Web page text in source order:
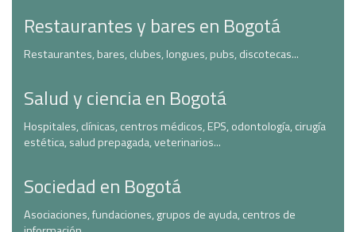
Restaurantes y bares en Bogotá
Restaurantes, bares, clubes, longues, pubs, discotecas...
Salud y ciencia en Bogotá
Hospitales, clínicas, centros médicos, EPS, odontología, cirugía
estética, salud prepagada, veterinarios...
Sociedad en Bogotá
Asociaciones, fundaciones, grupos de ayuda, centros de